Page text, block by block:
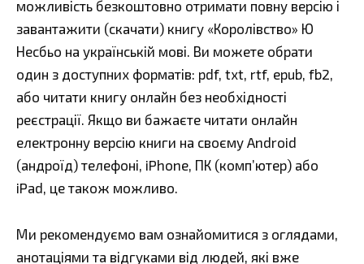
можливість безкоштовно отримати повну версію і
завантажити (скачати) книгу «Королівство» Ю
Несбьо на українській мові. Ви можете обрати
один з доступних форматів: pdf, txt, rtf, epub, fb2,
або читати книгу онлайн без необхідності
реєстрації. Якщо ви бажаєте читати онлайн
електронну версію книги на своєму Android
(андроїд) телефоні, iPhone, ПК (комп’ютер) або
iPad, це також можливо.
Ми рекомендуємо вам ознайомитися з оглядами,
анотаціями та відгуками від людей, які вже